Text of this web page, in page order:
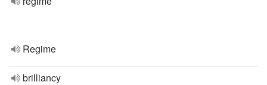
Regime
brilliancy